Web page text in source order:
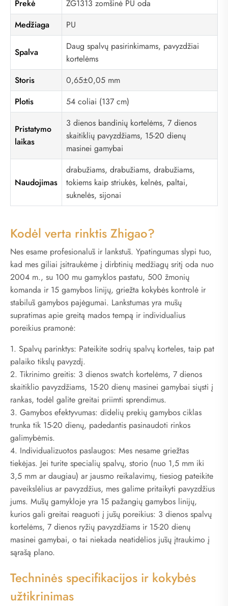
Prekė
ZG1313 zomšinė PU oda
Medžiaga
PU
Spalva
Daug spalvų pasirinkimams, pavyzdžiai
kortelėms
Storis
0,65±0,05 mm
Plotis
54 coliai (137 cm)
Pristatymo
laikas
3 dienos bandinių kortelėms, 7 dienos
skaitiklių pavyzdžiams, 15-20 dienų
masinei gamybai
Naudojimas
drabužiams, drabužiams, drabužiams,
tokiems kaip striukės, kelnės, paltai,
suknelės, sijonai
Kodėl verta rinktis Zhigao?
Nes esame profesionalūs ir lankstūs. Ypatingumas slypi tuo,
kad mes giliai įsitraukėme į dirbtinių medžiagų sritį oda nuo
2004 m., su 100 mu gamyklos pastatu, 500 žmonių
komanda ir 15 gamybos linijų, griežta kokybės kontrolė ir
stabilūs gamybos pajėgumai. Lankstumas yra mūsų
supratimas apie greitą mados tempą ir individualius
poreikius pramonė:
1. Spalvų parinktys: Pateikite sodrių spalvų korteles, taip pat
palaiko tikslų pavyzdį.
2. Tikrinimo greitis: 3 dienos swatch kortelėms, 7 dienos
skaitiklio pavyzdžiams, 15-20 dienų masinei gamybai siųsti į
rankas, todėl galite greitai priimti sprendimus.
3. Gamybos efektyvumas: didelių prekių gamybos ciklas
trunka tik 15-20 dienų, padedantis pasinaudoti rinkos
galimybėmis.
4. Individualizuotos paslaugos: Mes nesame griežtas
tiekėjas. Jei turite specialių spalvų, storio (nuo 1,5 mm iki
3,5 mm ar daugiau) ar jausmo reikalavimų, tiesiog pateikite
paveikslėlius ar pavyzdžius, mes galime pritaikyti pavyzdžius
jums. Mūsų gamykloje yra 15 pažangių gamybos linijų,
kurios gali greitai reaguoti į jūsų poreikius: 3 dienos spalvų
kortelėms, 7 dienos ryžių pavyzdžiams ir 15-20 dienų
masinei gamybai, o tai niekada neatidėlios jūsų įtraukimo į
sąrašą plano.
Techninės specifikacijos ir kokybės
užtikrinimas